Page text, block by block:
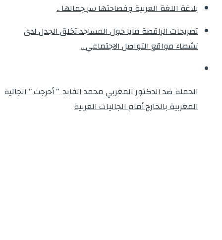
بلاغة اللغة العربية وفصاحتها سر جمالها ..
تصريحات الراقصة مايا حول المساجد تخلق الجدل لدى
نشطاء مواقع التواصل الاجتماعي ..
الحملة ضد الدكتور المغربي محمد الفايد ” أحرجت ” الجالية
المغربية بالخارج أمام الجاليات العربية